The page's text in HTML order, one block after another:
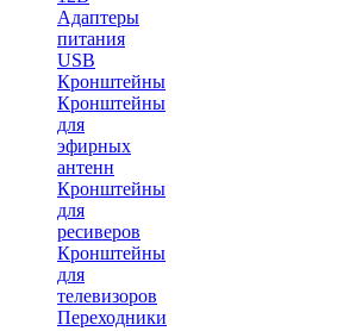
Адаптеры
питания
USB
Кронштейны
Кронштейны
для
эфирных
антенн
Кронштейны
для
ресиверов
Кронштейны
для
телевизоров
Переходники